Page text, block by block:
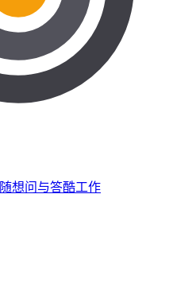
随想问与答酷工作